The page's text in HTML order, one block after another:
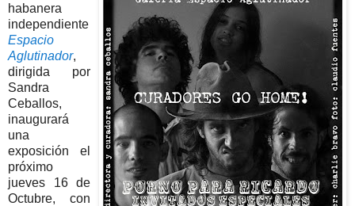
habanera
independiente
Espacio
Aglutinador,
dirigida por
Sandra
Ceballos,
inaugurará
una
exposición el
próximo
jueves 16 de
Octubre, con